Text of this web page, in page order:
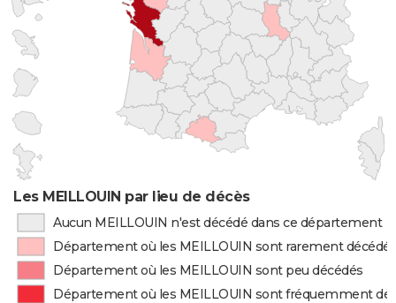
Les MEILLOUIN par lieu de décès
Aucun MEILLOUIN n'est décédé dans ce département
Département où les MEILLOUIN sont rarement
Département où les MEILLOUIN sont peu décédés
Département où les MEILLOUIN sont fréquemment